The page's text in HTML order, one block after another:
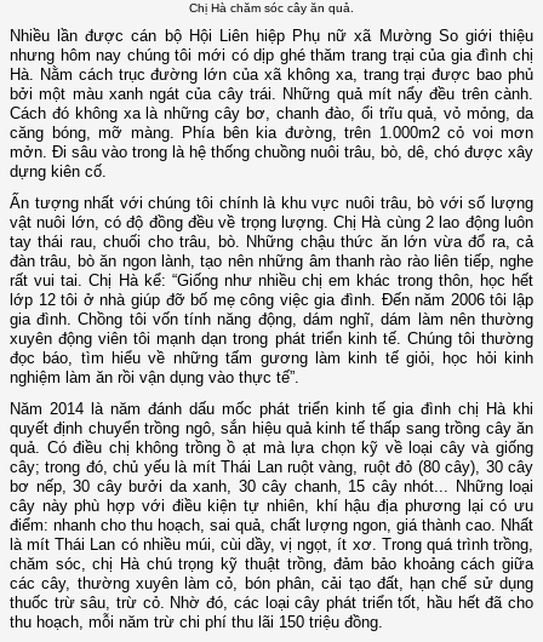
Chị Hà chăm sóc cây ăn quả.
Nhiều lần được cán bộ Hội Liên hiệp Phụ nữ xã Mường So giới thiệu
nhưng hôm nay chúng tôi mới có dịp ghé thăm trang trại của gia đình chị
Hà. Nằm cách trục đường lớn của xã không xa, trang trại được bao phủ
bởi một màu xanh ngát của cây trái. Những quả mít nẩy đều trên cành.
Cách đó không xa là những cây bơ, chanh đào, ổi trĩu quả, vỏ mỏng, da
căng bóng, mỡ màng. Phía bên kia đường, trên 1.000m2 cỏ voi mơn
mởn. Đi sâu vào trong là hệ thống chuồng nuôi trâu, bò, dê, chó được xây
dựng kiên cố.
Ấn tượng nhất với chúng tôi chính là khu vực nuôi trâu, bò với số lượng
vật nuôi lớn, có độ đồng đều về trọng lượng. Chị Hà cùng 2 lao động luôn
tay thái rau, chuối cho trâu, bò. Những chậu thức ăn lớn vừa đổ ra, cả
đàn trâu, bò ăn ngon lành, tạo nên những âm thanh rào rào liên tiếp, nghe
rất vui tai. Chị Hà kể: “Giống như nhiều chị em khác trong thôn, học hết
lớp 12 tôi ở nhà giúp đỡ bố mẹ công việc gia đình. Đến năm 2006 tôi lập
gia đình. Chồng tôi vốn tính năng động, dám nghĩ, dám làm nên thường
xuyên động viên tôi mạnh dạn trong phát triển kinh tế. Chúng tôi thường
đọc báo, tìm hiểu về những tấm gương làm kinh tế giỏi, học hỏi kinh
nghiệm làm ăn rồi vận dụng vào thực tế”.
Năm 2014 là năm đánh dấu mốc phát triển kinh tế gia đình chị Hà khi
quyết định chuyển trồng ngô, sắn hiệu quả kinh tế thấp sang trồng cây ăn
quả. Có điều chị không trồng ồ ạt mà lựa chọn kỹ về loại cây và giống
cây; trong đó, chủ yếu là mít Thái Lan ruột vàng, ruột đỏ (80 cây), 30 cây
bơ nếp, 30 cây bưởi da xanh, 30 cây chanh, 15 cây nhót... Những loại
cây này phù hợp với điều kiện tự nhiên, khí hậu địa phương lại có ưu
điểm: nhanh cho thu hoạch, sai quả, chất lượng ngon, giá thành cao. Nhất
là mít Thái Lan có nhiều múi, cùi dầy, vị ngọt, ít xơ. Trong quá trình trồng,
chăm sóc, chị Hà chú trọng kỹ thuật trồng, đảm bảo khoảng cách giữa
các cây, thường xuyên làm cỏ, bón phân, cải tạo đất, hạn chế sử dụng
thuốc trừ sâu, trừ cỏ. Nhờ đó, các loại cây phát triển tốt, hầu hết đã cho
thu hoạch, mỗi năm trừ chi phí thu lãi 150 triệu đồng.